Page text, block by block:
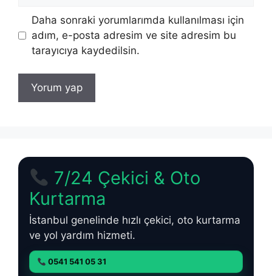
Daha sonraki yorumlarımda kullanılması için
adım, e-posta adresim ve site adresim bu
tarayıcıya kaydedilsin.
7/24 Çekici & Oto
Kurtarma
İstanbul genelinde hızlı çekici, oto kurtarma
ve yol yardım hizmeti.
0541 541 05 31